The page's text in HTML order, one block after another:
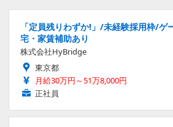
「定員残りわずか!」/未経験採用枠/ゲ
宅・家賃補助あり
株式会社HyBridge
東京都
月給30万円～51万8,000円
正社員